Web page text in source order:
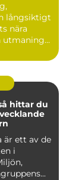
långsiktigt
nära
utmaning
är ett av de
i